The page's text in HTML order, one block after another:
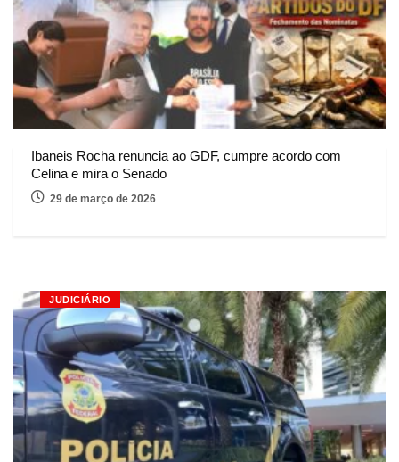
Ibaneis Rocha renuncia ao GDF, cumpre acordo com
Celina e mira o Senado
29 de março de 2026
JUDICIÁRIO